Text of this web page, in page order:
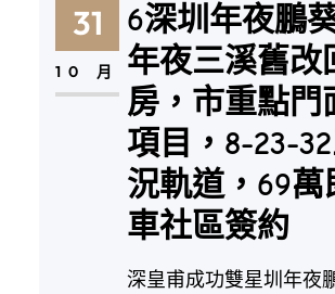
31
10 月
6深圳年夜鵬
年夜三溪舊改
房，市重點門
項目，8-23-
況軌道，69萬
車社區簽約
深皇甫成功雙星圳年夜